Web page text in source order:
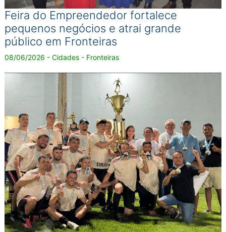
Feira do Empreendedor fortalece
pequenos negócios e atrai grande
público em Fronteiras
08/06/2026 - Cidades - Fronteiras